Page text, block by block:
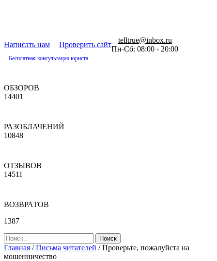
Написать нам Проверить сайт
telltrue@inbox.ru
Пн-Сб: 08:00 - 20:00
Бесплатная консультация юриста
ОБЗОРОВ
14401
РАЗОБЛАЧЕНИЙ
10848
ОТЗЫВОВ
14511
ВОЗВРАТОВ
1387
Главная /Письма читателей /Проверьте, пожалуйста на
мошенничество